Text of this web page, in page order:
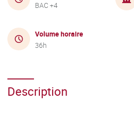
BAC +4
Volume horaire
36h
Description